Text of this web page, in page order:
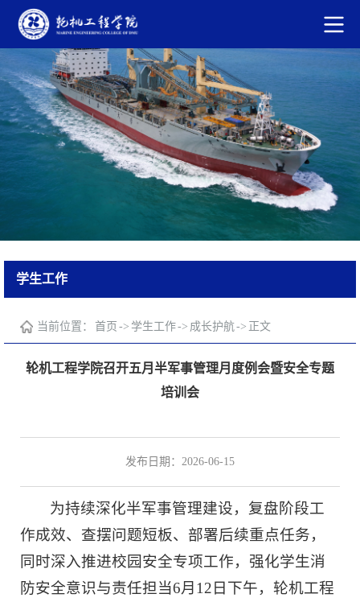
学生工作
当前位置： 首页 -> 学生工作-> 成长护航-> 正文
轮机工程学院召开五月半军事管理月度例会暨安全专题
培训会
发布日期：2026-06-15
为持续深化半军事管理建设，复盘阶段工
作成效、查摆问题短板、部署后续重点任务，
同时深入推进校园安全专项工作，强化学生消
防安全意识与责任担当6月12日下午，轮机工程